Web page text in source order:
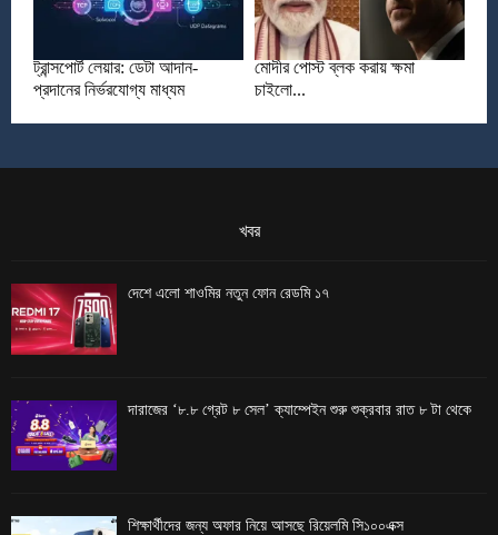
ট্রান্সপোর্ট লেয়ার: ডেটা আদান-
প্রদানের নির্ভরযোগ্য মাধ্যম
মোদীর পোস্ট ব্লক করায় ক্ষমা
চাইলো...
খবর
দেশে এলো শাওমির নতুন ফোন রেডমি ১৭
দারাজের ‘৮.৮ গ্রেট ৮ সেল’ ক্যাম্পেইন শুরু শুক্রবার রাত ৮ টা থেকে
শিক্ষার্থীদের জন্য অফার নিয়ে আসছে রিয়েলমি সি১০০এক্স